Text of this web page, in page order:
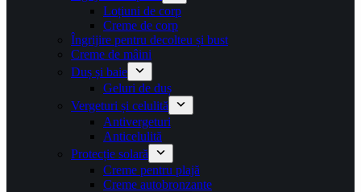
Loțiuni de corp
Creme de corp
Îngrijire pentru decolteu și bust
Creme de mâini
Duș și baie
Geluri de duș
Vergeturi și celulită
Antivergeturi
Anticelulită
Protecție solară
Creme pentru plajă
Creme autobronzante